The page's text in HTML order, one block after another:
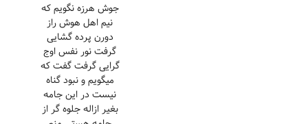
جوش هرزه نگویم که
نیم اهل هوش راز
دورن پرده گشایی
گرفت نور نفس اوج
گرایی گرفت گفت که
میگویم و نبود گناه
نیست در این جامه
بغیر ازاله جلوه گر از